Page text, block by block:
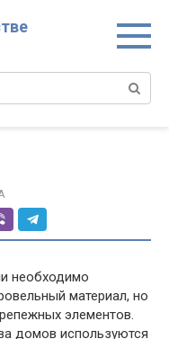
необходимо
материал, но
элементов.
домов используются